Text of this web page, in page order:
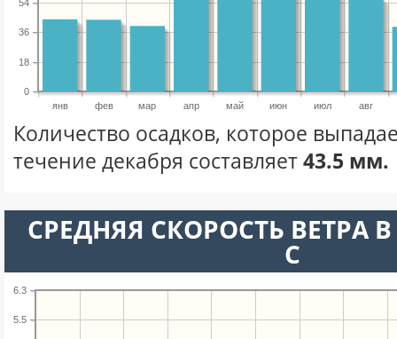
янв фев мар апр май июн июл авг
0
18
36
54
Количество осадков, которое
течение декабря составляет43.5 мм.
СРЕДНЯЯ СКОРОСТЬ ВЕТРА
С
5.5
6.3